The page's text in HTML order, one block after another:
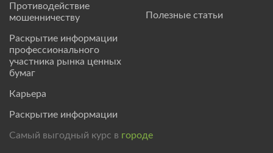
Противодействие
мошенничеству
Раскрытие информации
профессионального
участника рынка ценных
бумаг
Карьера
Раскрытие информации
Полезные статьи
Самый выгодный курс в городе